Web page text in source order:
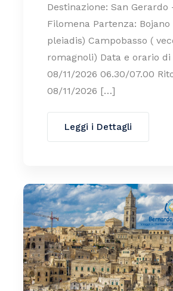
Destinazione: San Gerardo
Filomena Partenza: Bojano
pleiadis) Campobasso (
romagnoli) Data e orario di
08/11/2026 06.30/07.00
08/11/2026 […]
Leggi i Dettagli